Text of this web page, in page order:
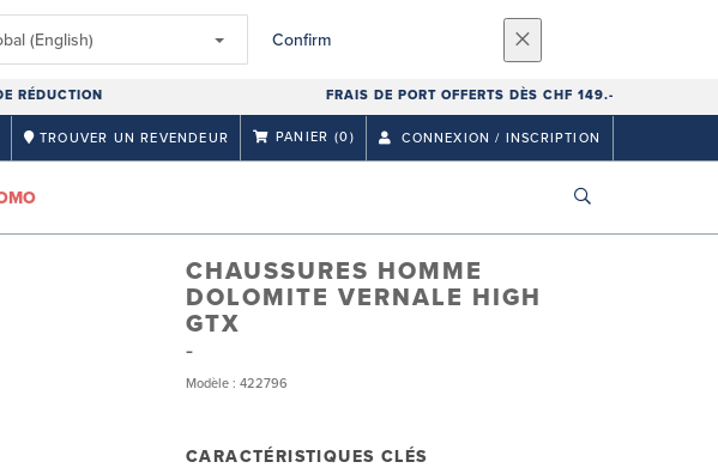
(English) Confirm
RÉDUCTION FRAIS DE PORT OFFERTS DÈS CHF 149.-
TROUVER UN REVENDEUR PANIER (0) CONNEXION / INSCRIPTION
CHAUSSURES HOMME
DOLOMITE VERNALE HIGH
GTX
Modèle : 422796
CARACTÉRISTIQUES CLÉS